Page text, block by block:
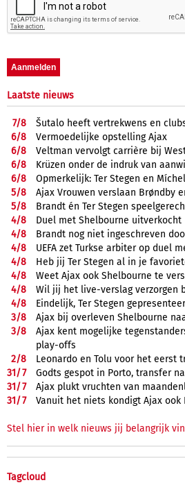
Laatste nieuws
7/8
Šutalo heeft vertrekwens en
6/8
Vermoedelijke opstelling Ajax
6/8
Veltman vervolgt carrière bij
6/8
Krüzen onder de indruk van
6/8
Opmerkelijk: Ter Stegen en
5/8
Ajax Vrouwen verslaan Brøndby
5/8
Brandt én Ter Stegen
4/8
Duel met Shelbourne uitverkocht
4/8
Brandt nog niet ingeschreven
4/8
UEFA zet Turkse arbiter op duel
4/8
Heb jij Ter Stegen al in je
4/8
Weet Ajax ook Shelbourne te
4/8
Wil jij het live-verslag verzorgen
4/8
Eindelijk, Ter Stegen
3/8
Ajax bij overleven Shelbourne
3/8
Ajax kent mogelijke
play-offs
2/8
Leonardo en Tolu voor het eerst
31/7
Godts gespot in Porto, transfer
31/7
Ajax plukt vruchten van
31/7 Vanuit het niets kondigt Ajax ook
Stel hier in welk nieuws jij belangrijk
Tagcloud